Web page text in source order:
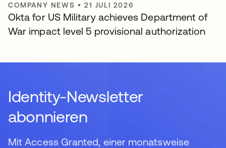
COMPANY NEWS •21 JULI 2026
Okta for US Military achieves Department of
War impact level 5 provisional authorization
Identity-Newsletter
abonnieren
Mit Access Granted, einer monatsweise